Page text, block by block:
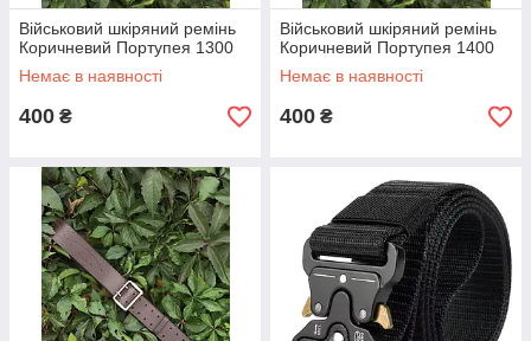
Військовий шкіряний ремінь
Коричневий Портупея 1300
Немає в наявності
400 ₴
Військовий шкіряний ремінь
Коричневий Портупея 1400
Немає в наявності
400 ₴